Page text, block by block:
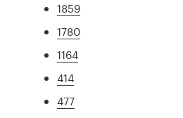
1859
1780
1164
414
477